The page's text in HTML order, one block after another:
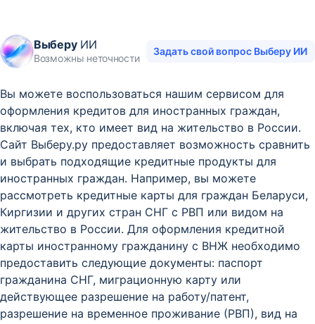
ВыберуИИ
Возможны неточности
Задать свой вопрос Выберу ИИ
Вы можете воспользоваться нашим сервисом для
оформления кредитов для иностранных граждан,
включая тех, кто имеет вид на жительство в России.
Сайт Выберу.ру предоставляет возможность сравнить
и выбрать подходящие кредитные продукты для
иностранных граждан. Например, вы можете
рассмотреть кредитные карты для граждан Беларуси,
Киргизии и других стран СНГ с РВП или видом на
жительство в России. Для оформления кредитной
карты иностранному гражданину с ВНЖ необходимо
предоставить следующие документы: паспорт
гражданина СНГ, миграционную карту или
действующее разрешение на работу/патент,
разрешение на временное проживание (РВП), вид на